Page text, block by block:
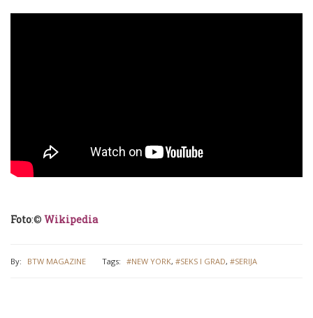
Foto:© Wikipedia
By: BTW MAGAZINE Tags: #NEW YORK, #SEKS I GRAD, #SERIJA